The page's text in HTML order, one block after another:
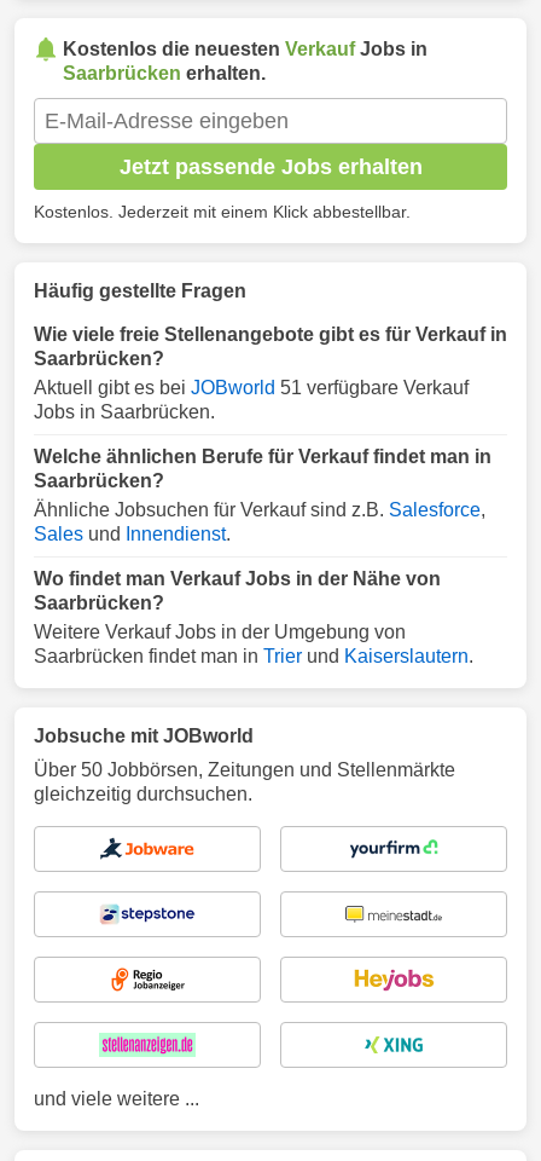
Kostenlos die neuesten VerkaufJobs in
Saarbrücken erhalten.
Jetzt passende Jobs erhalten
Kostenlos. Jederzeit mit einem Klick abbestellbar.
Häufig gestellte Fragen
Wie viele freie Stellenangebote gibt es für Verkauf in
Saarbrücken?
Aktuell gibt es bei JOBworld 51 verfügbare Verkauf
Jobs in Saarbrücken.
Welche ähnlichen Berufe für Verkauf findet man in
Saarbrücken?
Ähnliche Jobsuchen für Verkauf sind z.B. Salesforce,
Sales und Innendienst.
Wo findet man Verkauf Jobs in der Nähe von
Saarbrücken?
Weitere Verkauf Jobs in der Umgebung von
Saarbrücken findet man in Trier und Kaiserslautern.
Jobsuche mit JOBworld
Über 50 Jobbörsen, Zeitungen und Stellenmärkte
gleichzeitig durchsuchen.
und viele weitere ...